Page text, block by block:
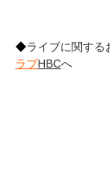
◆ライブに関する
ラブHBCへ